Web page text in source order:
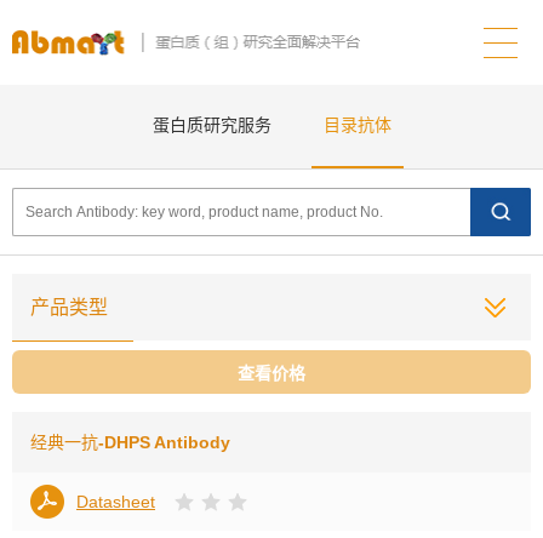
蛋白质研究服务 目录抗体
产品类型
查看价格
经典一抗-DHPS Antibody
Datasheet